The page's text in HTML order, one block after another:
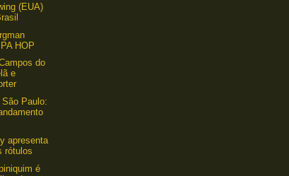
(EUA)
HOP
do
e
São Paulo:
apresenta
rótulos
é